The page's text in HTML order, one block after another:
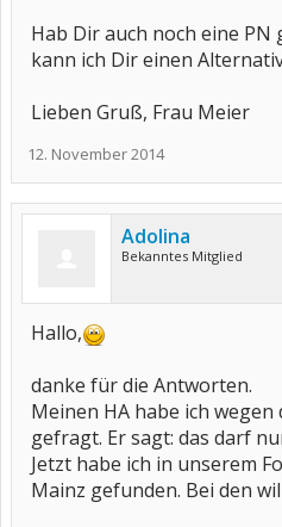
Hab Dir auch noch eine PN
kann ich Dir einen
Lieben Gruß, Frau Meier
12. November 2014
Adolina
Bekanntes Mitglied
Hallo,
danke für die Antworten.
Meinen HA habe ich
gefragt. Er sagt: das darf
Jetzt habe ich in unserem
Mainz gefunden. Bei den